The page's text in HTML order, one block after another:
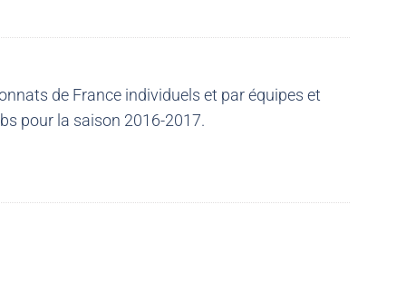
de France individuels et par équipes et
pour la saison 2016-2017.